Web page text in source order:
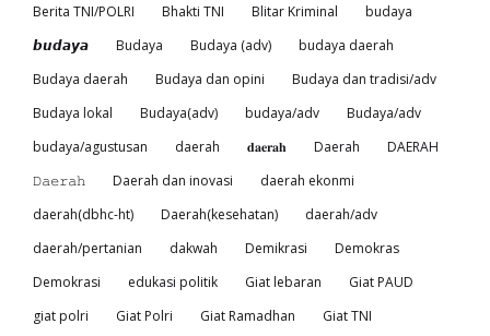
Berita TNI/POLRI
Bhakti TNI Blitar Kriminal
budaya
𝙗𝙪𝙙𝙖𝙮𝙖
Budaya Budaya (adv)
budaya daerah
Budaya daerah
Budaya dan opini
Budaya dan tradisi/adv
Budaya lokal
Budaya(adv) budaya/adv
Budaya/adv
budaya/agustusan
daerah 𝐝𝐚𝐞𝐫𝐚𝐡 Daerah
DAERAH
𝙳𝚊𝚎𝚛𝚊𝚑
Daerah dan inovasi
daerah ekonmi
daerah(dbhc-ht)
Daerah(kesehatan)
daerah/adv
daerah/pertanian
dakwah Demikrasi
Demokras
Demokrasi
edukasi politik Giat lebaran
Giat PAUD
giat polri
Giat Polri Giat Ramadhan
Giat TNI